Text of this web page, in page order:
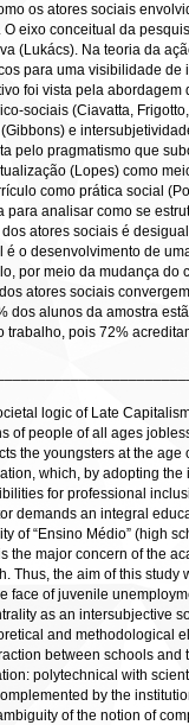
os atores sociais
eixo conceitual da
(Lukács). Na teoria da
para uma visibilidade de
foi vista pela
sociais (Ciavatta,
e
pelo pragmatismo que
(Lopes) como
como prática social
para analisar como se
atores sociais é
o desenvolvimento de
por meio da mudança do
atores sociais
dos alunos da amostra
trabalho, pois 72%
logic of Late
of people of all ages
the youngsters at the
which, by adopting
for professional
demands an integral
of “Ensino Médio” (high
the major concern of the
Thus, the aim of this
face of juvenile
as an intersubjective
and methodological
between schools
polytechnical with
by the
of the notion of